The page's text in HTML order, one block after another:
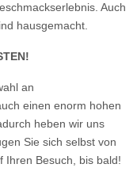
Auch
hausgemacht.
an
einen enorm hohen
heben wir uns
Sie sich selbst von
Ihren Besuch, bis bald!